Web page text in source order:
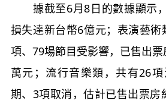
據截至6月8日的數據顯示
損失達新台幣6億元；表演藝
項、79場節目受影響，已售出
萬元；流行音樂類，共有26
期、3項取消，估計已售出票房